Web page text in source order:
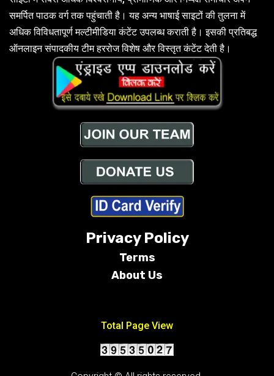
समर्पित पाठक वर्ग तक पहुंचाती है। यह अन्य भाषाई साइटों की तुलना में
अधिक विविधतापूर्ण मल्टीमीडिया कंटेंट उपलब्ध कराती है। इसकी प्रतिबद्ध
ऑनलाइन संपादकीय टीम हररोज विशेष और विस्तृत कंटेंट देती है।
Privacy Policy
Terms
About Us
Total Page View